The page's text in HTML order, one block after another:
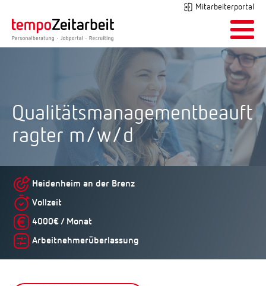
Mitarbeiterportal
Qualitätsmanagementbeauft
ragter m/w/d
Heidenheim an der Brenz
Vollzeit
4000€ / Monat
Arbeitnehmerüberlassung